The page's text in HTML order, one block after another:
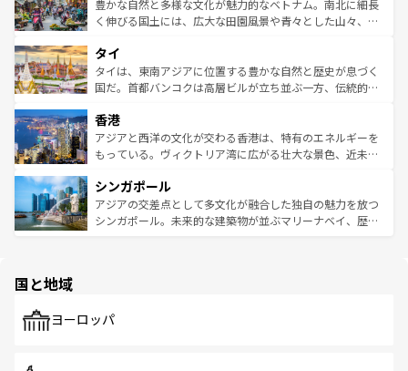
照してほしい。
できる。そして、キムチや焼肉、絶品のストリートフード
まで、さまざまな韓国料理が待っている。夜には、韓国な
リティに包まれながら、韓国の多彩な魅力を心ゆくまで味
わってみてほしい。 なお、新着の韓国情報はコンテンツ一
覧を参照してほしい。
豊かな自然と多様な文化が魅力的なベトナム。南北に細長
く伸びる国土には、広大な田園風景や青々とした山々、世
急速な発展と共に伝統が息づく。ハノイの古い町並みやホ
ーチミン市のフランス統治時代の建物も、独特の雰囲気を
醸し出している。また、バラエティの豊かさとおいしさで
とつ。フォーやバインミー、ベトナムコーヒーなどは、ぜ
ひ現地で味わいたい。どの地域を訪れてもあたたかい人々
が旅行者を迎えてくれるので、きっと忘れられない旅にな
参照してほしい。
タイ
タイは、東南アジアに位置する豊かな自然と歴史が息づく
国だ。首都バンコクは高層ビルが立ち並ぶ一方、伝統的な
の活気が交差している。北部ではチェンマイなどの山岳地
帯で自然と触れ合い、南部ではプーケットやクラビの美し
いビーチでリゾート気分を楽しむことができる。タイ料理
激する。気候は一年中温暖で、どの季節にも異なる楽しみ
が待っている。親しみやすいタイの人々、仏教を中心とし
た文化、そして多様な観光資源が、訪れる旅人を魅了し続
香港
アジアと西洋の文化が交わる香港は、特有のエネルギーを
もっている。ヴィクトリア湾に広がる壮大な景色、近未来
み、どこを訪れても感動するはず。観光スポットが密集し
ており、効率よく見どころを回れるのも魅力。息をのむよ
うな絶景から文化的な体験まで、香港を存分に楽しみ尽く
シンガポール
アジアの交差点として多文化が融合した独自の魅力を放つ
シンガポール。未来的な建築物が並ぶマリーナベイ、歴史
で、ホーカーズは地元の風情を楽しめる外せないスポット
国と地域
ヨーロッパ